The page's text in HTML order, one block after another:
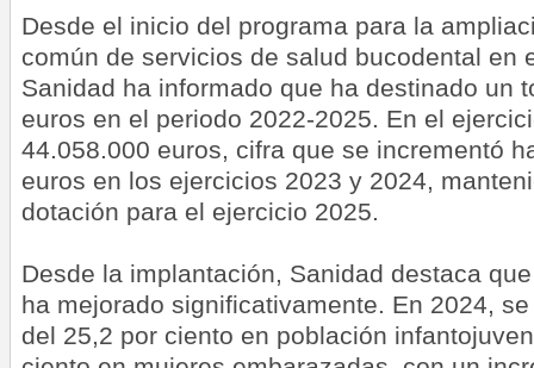
Desde el inicio del programa para la
común de servicios de salud bucodental en
Sanidad ha informado que ha destinado un
euros en el periodo 2022-2025. En el
44.058.000 euros, cifra que se incrementó
euros en los ejercicios 2023 y 2024,
dotación para el ejercicio 2025.
Desde la implantación, Sanidad destaca
ha mejorado significativamente. En 2024,
del 25,2 por ciento en población